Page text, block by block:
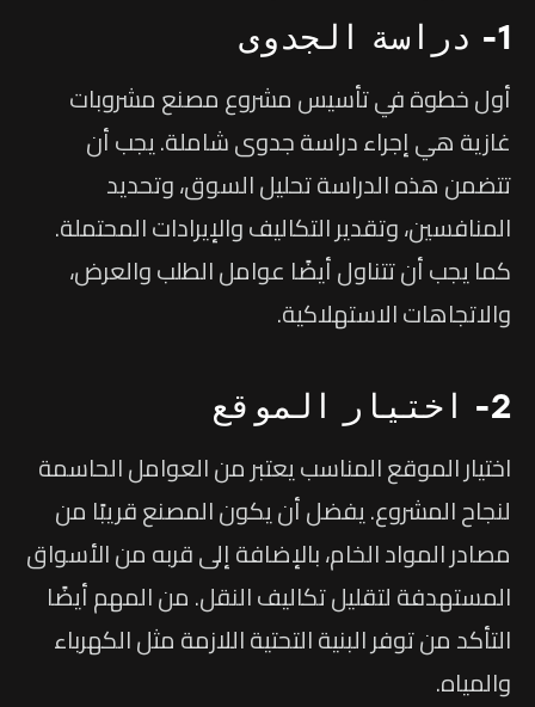
1- دراسة الجدوى
أول خطوة في تأسيس مشروع مصنع مشروبات
غازية هي إجراء دراسة جدوى شاملة. يجب أن
تتضمن هذه الدراسة تحليل السوق، وتحديد
المنافسين، وتقدير التكاليف والإيرادات المحتملة.
كما يجب أن تتناول أيضًا عوامل الطلب والعرض،
والاتجاهات الاستهلاكية.
2- اختيار الموقع
اختيار الموقع المناسب يعتبر من العوامل الحاسمة
لنجاح المشروع. يفضل أن يكون المصنع قريبًا من
مصادر المواد الخام، بالإضافة إلى قربه من الأسواق
المستهدفة لتقليل تكاليف النقل. من المهم أيضًا
التأكد من توفر البنية التحتية اللازمة مثل الكهرباء
والمياه.